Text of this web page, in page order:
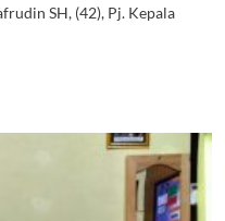
SH, (42), Pj. Kepala